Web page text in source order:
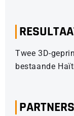
Twee 3D-
bestaande
PARTNERS